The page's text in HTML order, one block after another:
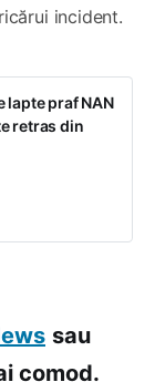
incident.
lapte praf NAN
retras din
sau
comod.